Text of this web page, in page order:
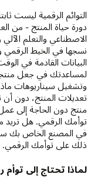
التوائم الرقمية ليست
الاصطناعي والتعلم الآلي
نسجها في الخيط الرقمي
البيانات القادمة في
لمساعدتك في جعل
وتشغيل سيناريوهات ماذا
تعديلات المنتج، دون أن
منتج دون الحاجة إلى
توأمك الرقمي. هل تريد
في المصنع الخاص بك
ذلك على توأمك الرقمي.
لماذا تحتاج إلى